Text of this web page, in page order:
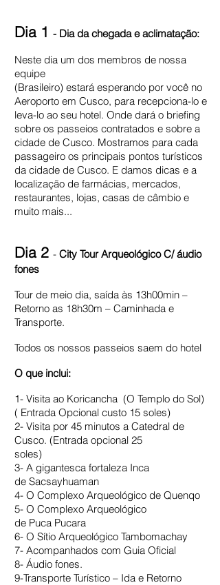
Dia 1 - Dia da chegada e aclimatação:
Neste dia um dos membros de nossa
equipe
(Brasileiro) estará esperando por você no
Aeroporto em Cusco, para recepciona-lo e
leva-lo ao seu hotel. Onde dará o briefing
sobre os passeios contratados e sobre a
cidade de Cusco. Mostramos para cada
passageiro os principais pontos turísticos
da cidade de Cusco. E damos dicas e a
localização de farmácias, mercados,
restaurantes, lojas, casas de câmbio e
muito mais...
Dia 2 - City Tour Arqueológico C/ áudio
fones
Tour de meio dia, saída às 13h00min –
Retorno as 18h30m – Caminhada e
Transporte.
Todos os nossos passeios saem do hotel
O que inclui:
1- Visita ao Koricancha (O Templo do Sol)
( Entrada Opcional custo 15 soles)
2- Visita por 45 minutos a Catedral de
Cusco. (Entrada opcional 25
soles)
3- A gigantesca fortaleza Inca
de Sacsayhuaman
4- O Complexo Arqueológico de Quenqo
5- O Complexo Arqueológico
de Puca Pucara
6- O Sítio Arqueológico Tambomachay
7- Acompanhados com Guia Oficial
8- Áudio fones.
9-Transporte Turístico – Ida e Retorno